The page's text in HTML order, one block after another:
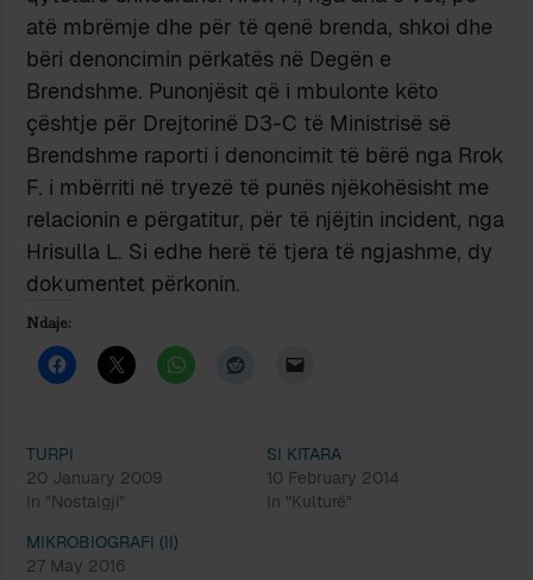
atë mbrëmje dhe për të qenë brenda, shkoi dhe
bëri denoncimin përkatës në Degën e
Brendshme. Punonjësit që i mbulonte këto
çështje për Drejtorinë D3-C të Ministrisë së
Brendshme raporti i denoncimit të bërë nga Rrok
F. i mbërriti në tryezë të punës njëkohësisht me
relacionin e përgatitur, për të njëjtin incident, nga
Hrisulla L. Si edhe herë të tjera të ngjashme, dy
dokumentet përkonin.
Ndaje:
TURPI
20 January 2009
In "Nostalgji"
SI KITARA
10 February 2014
In "Kulturë"
MIKROBIOGRAFI (II)
27 May 2016